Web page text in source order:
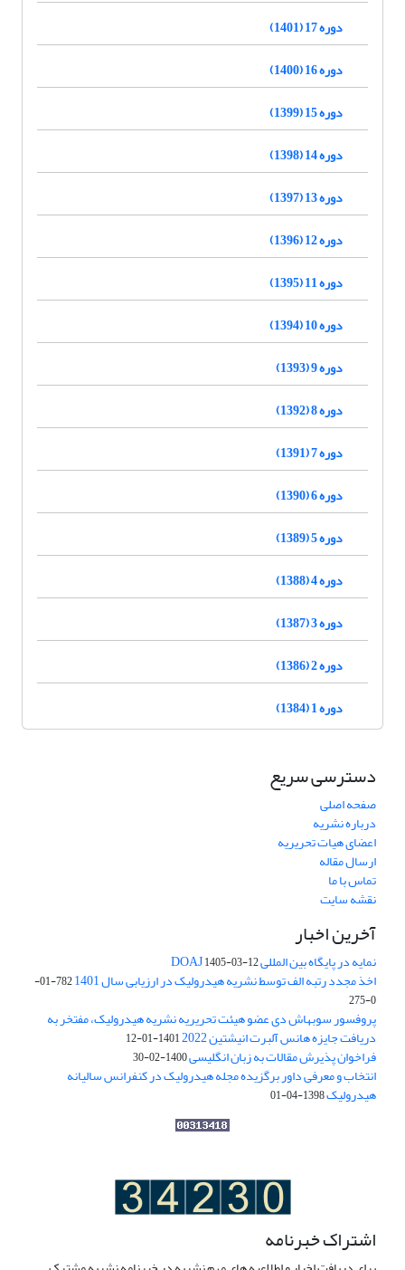
دوره 17 (1401)
دوره 16 (1400)
دوره 15 (1399)
دوره 14 (1398)
دوره 13 (1397)
دوره 12 (1396)
دوره 11 (1395)
دوره 10 (1394)
دوره 9 (1393)
دوره 8 (1392)
دوره 7 (1391)
دوره 6 (1390)
دوره 5 (1389)
دوره 4 (1388)
دوره 3 (1387)
دوره 2 (1386)
دوره 1 (1384)
دسترسی سریع
صفحه اصلی
درباره نشریه
اعضای هیات تحریریه
ارسال مقاله
تماس با ما
نقشه سایت
آخرین اخبار
نمایه در پایگاه بین المللی DOAJ1405-03-12
اخذ مجدد رتبه الف توسط نشریه هیدرولیک در ارزیابی سال 1401
782-01-
0-275
پروفسور سوبهاش دی عضو هیئت تحریریه نشریه هیدرولیک، مفتخر به
دریافت جایزه هانس آلبرت انیشتین 2022 1401-01-12
فراخوان پذیرش مقالات به زبان انگلیسی1400-02-30
انتخاب و معرفی داور برگزیده مجله هیدرولیک در کنفرانس سالیانه
هیدرولیک1398-04-01
اشتراک خبرنامه